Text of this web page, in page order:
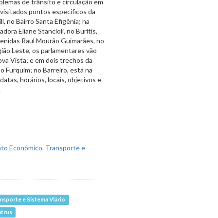
pontos específicos da
no Bairro Santa Efigênia; na
Eliane Stancioli, no Buritis,
Raul Mourão Guimarães, no
Leste, os parlamentares vão
Vista; e em dois trechos da
Furquim; no Barreiro, está na
horários, locais, objetivos e
e Sistema Viário